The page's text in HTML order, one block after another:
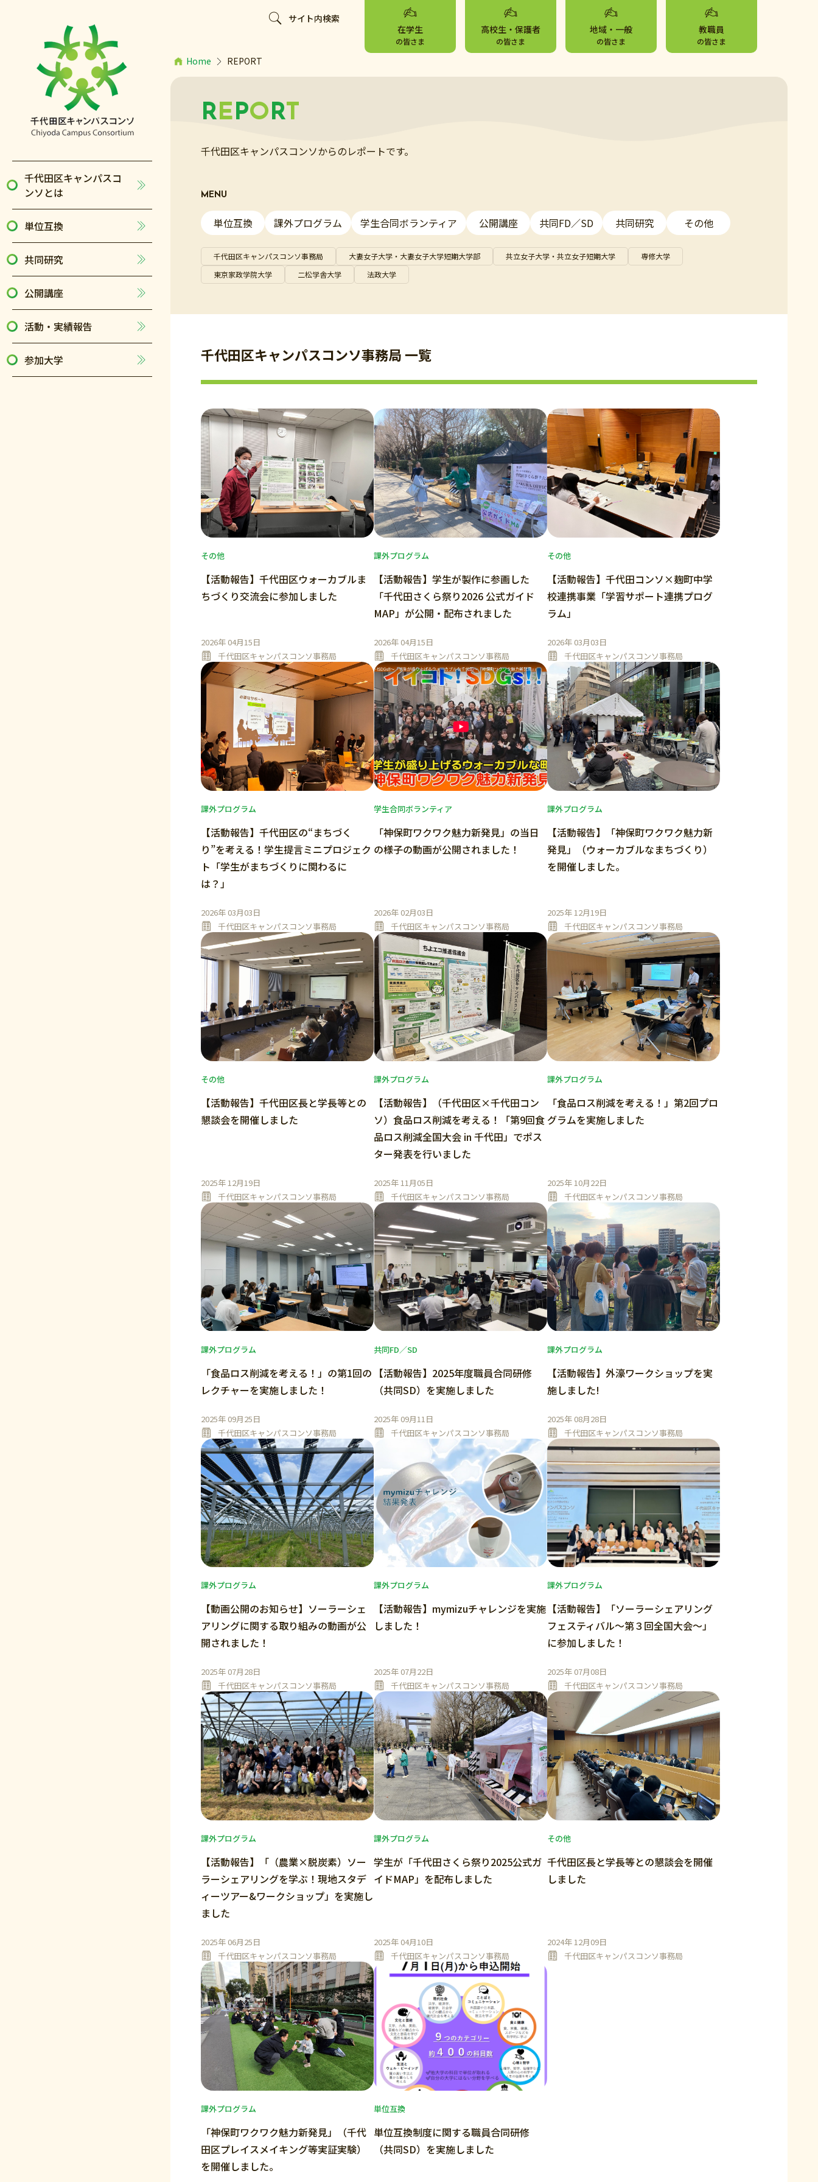
千代田区キャンパスコ
ンソとは
単位互換
共同研究
公開講座
活動・実績報告
参加大学
サイト内検索
在学生
の皆さま
高校生・保護者
の皆さま
地域・一般
の皆さま
教職員
の皆さま
Home REPORT
REPORT
千代田区キャンパスコンソからのレポートです。
MENU
単位互換 課外プログラム 学生合同ボランティア 公開講座 共同FD／SD 共同研究 その他
千代田区キャンパスコンソ事務局 大妻女子大学・大妻女子大学短期大学部 共立女子大学・共立女子短期大学
専修大学
東京家政学院大学
二松学舎大学 法政大学
千代田区キャンパスコンソ事務局 一覧
その他
【活動報告】千代田区ウォーカブルま
ちづくり交流会に参加しました
2026年 04月15日
千代田区キャンパスコンソ事務局
課外プログラム
【活動報告】学生が製作に参画した
「千代田さくら祭り2026 公式ガイド
MAP」が公開・配布されました
2026年 04月15日
千代田区キャンパスコンソ事務局
その他
【活動報告】千代田コンソ×麹町中学
校連携事業「学習サポート連携プログ
ラム」
2026年 03月03日
千代田区キャンパスコンソ事務局
課外プログラム
【活動報告】千代田区の“まちづく
り”を考える！学生提言ミニプロジェク
ト「学生がまちづくりに関わるに
は？」
2026年 03月03日
千代田区キャンパスコンソ事務局
学生合同ボランティア
「神保町ワクワク魅力新発見」の当日
の様子の動画が公開されました！
2026年 02月03日
千代田区キャンパスコンソ事務局
課外プログラム
【活動報告】「神保町ワクワク魅力新
発見」（ウォーカブルなまちづくり）
を開催しました。
2025年 12月19日
千代田区キャンパスコンソ事務局
その他
【活動報告】千代田区長と学長等との
懇談会を開催しました
2025年 12月19日
千代田区キャンパスコンソ事務局
課外プログラム
【活動報告】（千代田区×千代田コン
ソ）食品ロス削減を考える！「第9回食
品ロス削減全国大会 in 千代田」でポス
ター発表を行いました
2025年 11月05日
千代田区キャンパスコンソ事務局
課外プログラム
「食品ロス削減を考える！」第2回プロ
グラムを実施しました
2025年 10月22日
千代田区キャンパスコンソ事務局
課外プログラム
「食品ロス削減を考える！」の第1回の
レクチャーを実施しました！
2025年 09月25日
千代田区キャンパスコンソ事務局
共同FD／SD
【活動報告】2025年度職員合同研修
（共同SD）を実施しました
2025年 09月11日
千代田区キャンパスコンソ事務局
課外プログラム
【活動報告】外濠ワークショップを実
施しました!
2025年 08月28日
千代田区キャンパスコンソ事務局
課外プログラム
【動画公開のお知らせ】ソーラーシェ
アリングに関する取り組みの動画が公
開されました！
2025年 07月28日
千代田区キャンパスコンソ事務局
課外プログラム
【活動報告】mymizuチャレンジを実施
しました！
2025年 07月22日
千代田区キャンパスコンソ事務局
課外プログラム
【活動報告】「ソーラーシェアリング
フェスティバル～第３回全国大会～」
に参加しました！
2025年 07月08日
千代田区キャンパスコンソ事務局
課外プログラム
【活動報告】「（農業×脱炭素）ソー
ラーシェアリングを学ぶ！現地スタデ
ィーツアー&ワークショップ」を実施し
ました
2025年 06月25日
千代田区キャンパスコンソ事務局
課外プログラム
学生が「千代田さくら祭り2025公式ガ
イドMAP」を配布しました
2025年 04月10日
千代田区キャンパスコンソ事務局
その他
千代田区長と学長等との懇談会を開催
しました
2024年 12月09日
千代田区キャンパスコンソ事務局
課外プログラム
「神保町ワクワク魅力新発見」（千代
田区プレイスメイキング等実証実験）
を開催しました。
単位互換
単位互換制度に関する職員合同研修
（共同SD）を実施しました